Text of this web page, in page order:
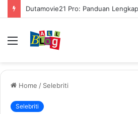
Menu
Home / Selebriti
Selebriti